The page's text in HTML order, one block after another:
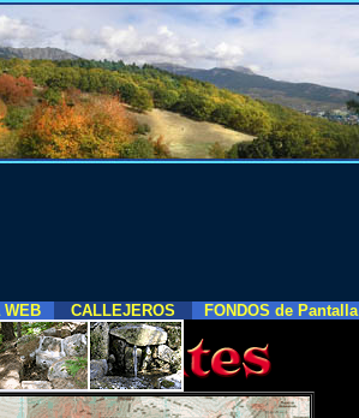
WEB CALLEJEROS FONDOS de Pantalla